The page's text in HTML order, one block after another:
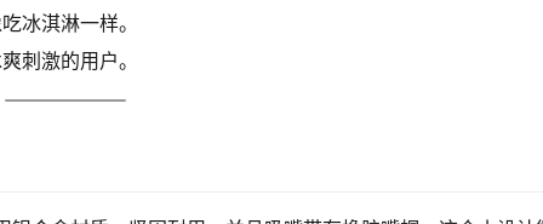
冰淇淋一样。
刺激的用户。